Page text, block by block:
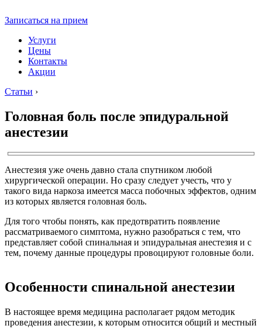
Записаться на прием
Услуги
Цены
Контакты
Акции
Статьи ›
Головная боль после эпидуральной
анестезии
Анестезия уже очень давно стала спутником любой
хирургической операции. Но сразу следует учесть, что у
такого вида наркоза имеется масса побочных эффектов, одним
из которых является головная боль.
Для того чтобы понять, как предотвратить появление
рассматриваемого симптома, нужно разобраться с тем, что
представляет собой спинальная и эпидуральная анестезия и с
тем, почему данные процедуры провоцируют головные боли.
Особенности спинальной анестезии
В настоящее время медицина располагает рядом методик
проведения анестезии, к которым относится общий и местный